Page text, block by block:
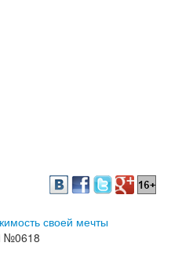
своей мечты
№0618